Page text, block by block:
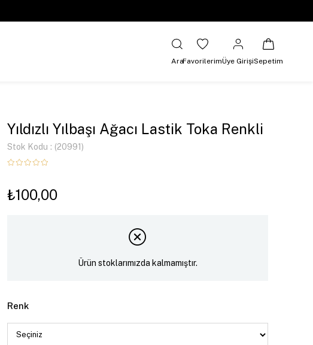
AraFavorilerimÜye GirişiSepetim
Yıldızlı Yılbaşı Ağacı Lastik Toka Renkli
Stok Kodu (20991)
₺100,00
Ürün stoklarımızda kalmamıştır.
Renk